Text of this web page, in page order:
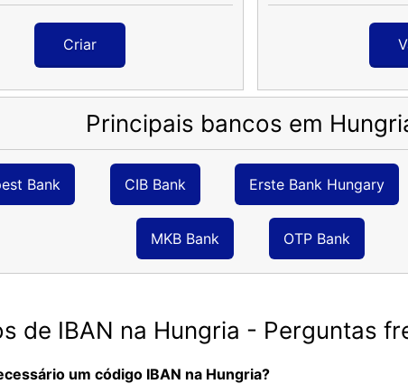
Criar
Principais bancos em
Bank CIB Bank Erste Bank Hungary
MKB Bank OTP Bank
de IBAN na Hungria - Perguntas
um código IBAN na Hungria?